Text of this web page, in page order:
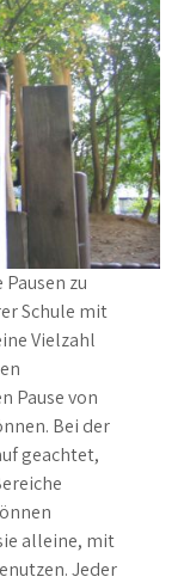
zu
Schule mit
Vielzahl
Pause von
Bei der
geachtet,
alleine, mit
Jeder